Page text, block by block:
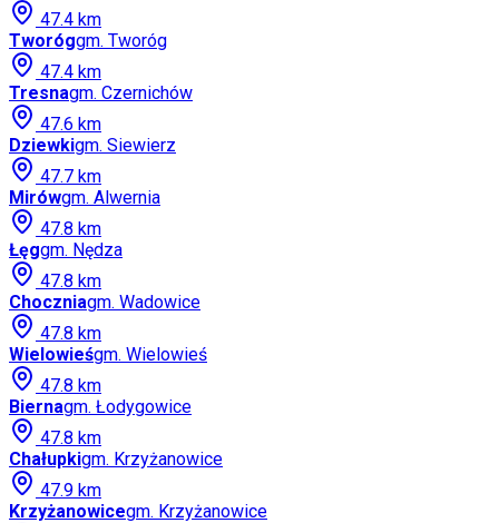
47.4 km
Tworóggm. Tworóg
47.4 km
Tresnagm. Czernichów
47.6 km
Dziewkigm. Siewierz
47.7 km
Mirówgm. Alwernia
47.8 km
Łęggm. Nędza
47.8 km
Choczniagm. Wadowice
47.8 km
Wielowieśgm. Wielowieś
47.8 km
Biernagm. Łodygowice
47.8 km
Chałupkigm. Krzyżanowice
47.9 km
Krzyżanowicegm. Krzyżanowice